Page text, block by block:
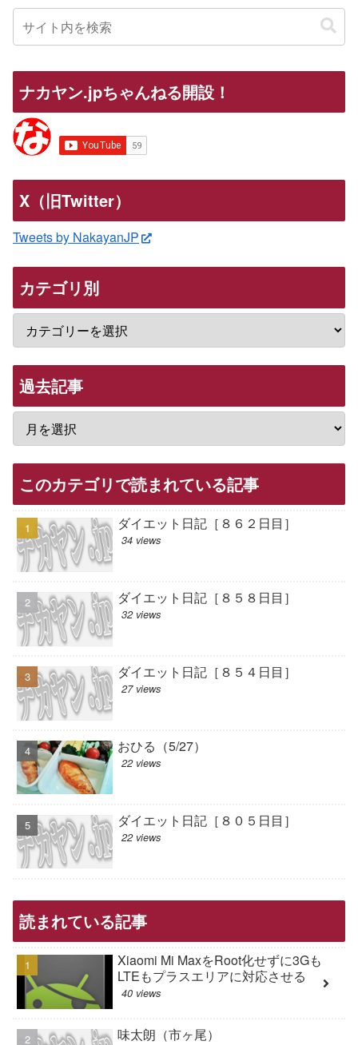
ナカヤン.jpちゃんねる開設！
X（旧Twitter）
Tweets by NakayanJP
カテゴリ別
過去記事
このカテゴリで読まれている記事
ダイエット日記［８６２日目］
34 views
ダイエット日記［８５８日目］
32 views
ダイエット日記［８５４日目］
27 views
おひる（5/27）
22 views
ダイエット日記［８０５日目］
22 views
読まれている記事
Xiaomi Mi MaxをRoot化せずに3Gも
LTEもプラスエリアに対応させる
40 views
味太朗（市ヶ尾）